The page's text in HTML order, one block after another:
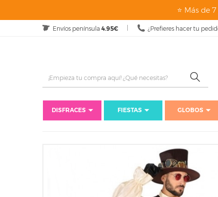
⭐ Más de
Envíos península 4.95€ ¿Prefieres hacer tu
DISFRACES FIESTAS GLOBOS